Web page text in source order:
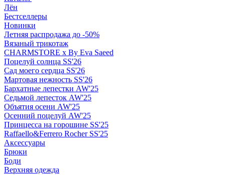
Лён
Бестселлеры
Новинки
Летняя распродажа до -50%
Вязаный трикотаж
CHARMSTORE х By Eva Saeed
Поцелуй солнца SS'26
Сад моего сердца SS'26
Мартовая нежность SS'26
Бархатные лепестки AW'25
Седьмой лепесток AW'25
Объятия осени AW'25
Осенний поцелуй AW'25
Принцесса на горошине SS'25
Raffaello&Ferrero Rocher SS'25
Аксессуары
Брюки
Боди
Верхняя одежда